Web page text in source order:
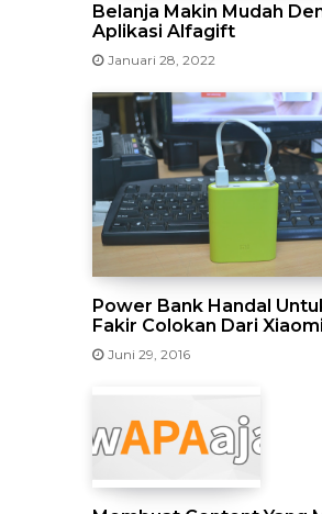
Belanja Makin Mudah
Aplikasi Alfagift
Januari 28, 2022
Power Bank Handal
Fakir Colokan Dari Xiaomi
Juni 29, 2016